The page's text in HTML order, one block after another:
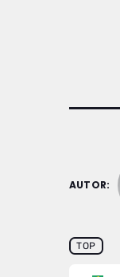
AUTOR:
TOP